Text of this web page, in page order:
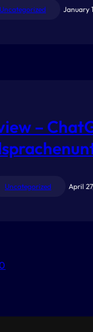
Uncategorized January
–
Uncategorized April